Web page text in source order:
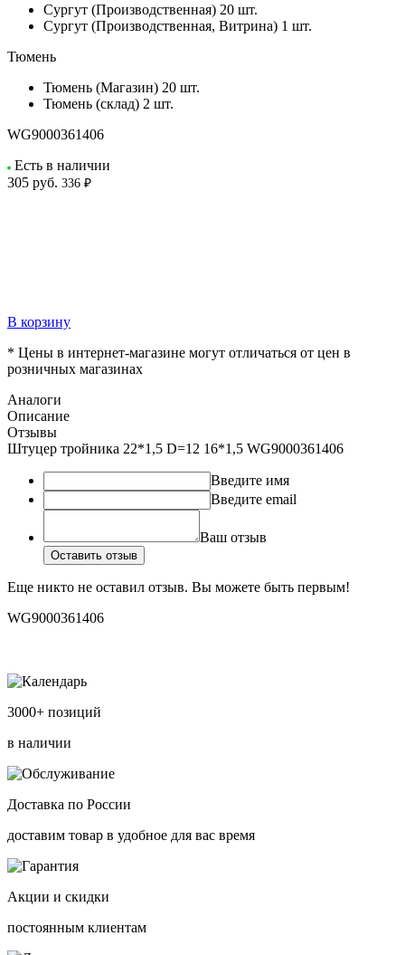
Сургут (Производственная) 20 шт.
Сургут (Производственная, Витрина) 1 шт.
Тюмень
Тюмень (Магазин) 20 шт.
Тюмень (склад) 2 шт.
WG9000361406
Есть в наличии
305 руб. 336 ₽
В корзину
* Цены в интернет-магазине могут отличаться от цен в
розничных магазинах
Аналоги
Описание
Отзывы
Штуцер тройника 22*1,5 D=12 16*1,5 WG9000361406
Введите имя
Введите email
Ваш отзыв
Оставить отзыв
Еще никто не оставил отзыв. Вы можете быть первым!
WG9000361406
3000+ позиций
в наличии
Доставка по России
доставим товар в удобное для вас время
Акции и скидки
постоянным клиентам